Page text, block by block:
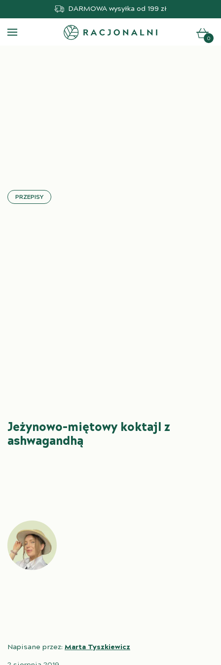
DARMOWA wysyłka od 199 zł
0
PRZEPISY
Jeżynowo-miętowy koktajl z
ashwagandhą
Napisane przez: Marta Tyszkiewicz